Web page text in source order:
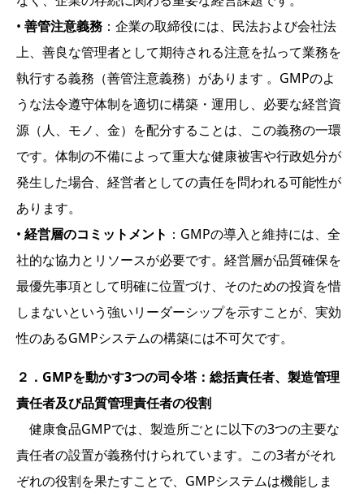
• 善管注意義務 ：企業の取締役には、民法および会社法
上、善良な管理者として期待される注意を払って業務を
執行する義務（善管注意義務）があります 。GMPのよ
うな法令遵守体制を適切に構築・運用し、必要な経営資
源（人、モノ、金）を配分することは、この義務の一環
です。体制の不備によって重大な健康被害や行政処分が
発生した場合、経営者としての責任を問われる可能性が
あります。
• 経営層のコミットメント ：GMPの導入と維持には、全
社的な協力とリソースが必要です。経営層が品質確保を
最優先事項として明確に位置づけ、そのための投資を惜
しまないという強いリーダーシップを示すことが、実効
性のあるGMPシステムの構築には不可欠です。
２．GMPを動かす3つの司令塔：総括責任者、製造管理
責任者及び品質管理責任者の役割
健康食品GMPでは、製造所ごとに以下の3つの主要な
責任者の設置が義務付けられています。この3者がそれ
ぞれの役割を果たすことで、GMPシステムは機能しま